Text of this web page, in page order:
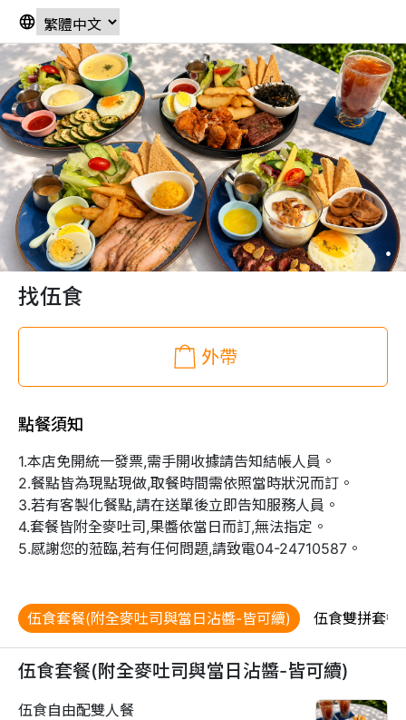
找伍食
外帶
點餐須知
1.本店免開統一發票,需手開收據請告知結帳人員。
2.餐點皆為現點現做,取餐時間需依照當時狀況而訂。
3.若有客製化餐點,請在送單後立即告知服務人員。
4.套餐皆附全麥吐司,果醬依當日而訂,無法指定。
5.感謝您的蒞臨,若有任何問題,請致電04-24710587。
伍食套餐(附全麥吐司與當日沾醬-皆可續) 伍食雙拼套
伍食套餐(附全麥吐司與當日沾醬-皆可續)
伍食自由配雙人餐